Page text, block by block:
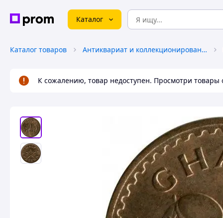
Каталог
Каталог товаров Антиквариат и коллекционирование
К сожалению, товар недоступен. Просмотри товары